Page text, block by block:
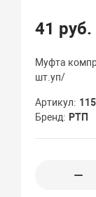
41 руб.
Муфта
шт.уп/
Артикул
Бренд
РТП